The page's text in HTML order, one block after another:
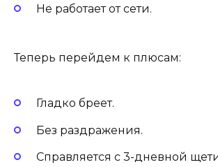
Не работает от сети.
Теперь перейдем к плюсам:
Гладко бреет.
Без раздражения.
Справляется с 3-дневной